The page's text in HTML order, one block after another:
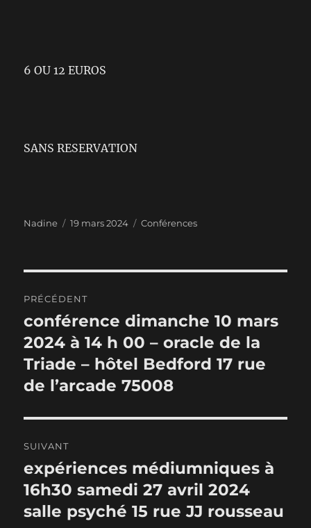
6 OU 12 EUROS
SANS RESERVATION
Auteur
Nadine
Publié
19 mars 2024 Catégories
Conférences
de
l’article
PRÉCÉDENT
Publication
précédente :
conférence dimanche 10 mars
2024 à 14 h 00 – oracle de la
Triade – hôtel Bedford 17 rue
de l’arcade 75008
SUIVANT
Publication
suivante :
expériences médiumniques à
16h30 samedi 27 avril 2024
salle psyché 15 rue JJ rousseau